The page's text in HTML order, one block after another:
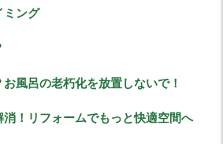
ミング
風呂の老朽化を放置しないで！
！リフォームでもっと快適空間へ